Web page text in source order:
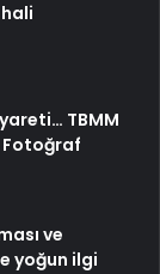
TBMM
Fotoğraf
ve
yoğun ilgi